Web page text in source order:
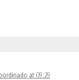
at 09:29